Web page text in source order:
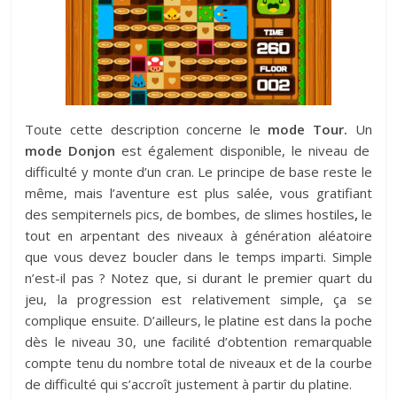
Toute cette description concerne le mode Tour. Un
mode Donjonest également disponible, le niveau de
difficulté y monte d’un cran. Le principe de base reste le
même, mais l’aventure est plus salée, vous gratifiant
des sempiternels pics, de bombes, de slimes hostiles, le
tout en arpentant des niveaux à génération aléatoire
que vous devez boucler dans le temps imparti. Simple
n’est-il pas ? Notez que, si durant le premier quart du
jeu, la progression est relativement simple, ça se
complique ensuite. D’ailleurs, le platine est dans la poche
dès le niveau 30, une facilité d’obtention remarquable
compte tenu du nombre total de niveaux et de la courbe
de difficulté qui s’accroît justement à partir du platine.